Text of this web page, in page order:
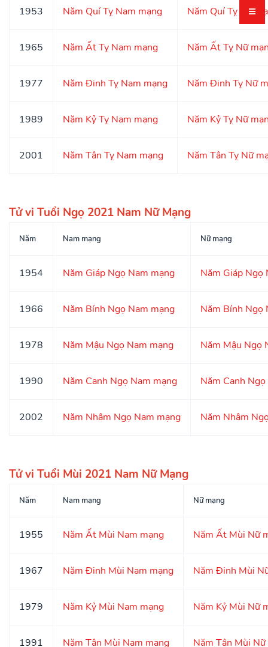
1953 Năm Quí Tỵ Nam mạng Năm Quí Tỵ Nữ
1965 Năm Ất Tỵ Nam mạng Năm Ất Tỵ Nữ
1977 Năm Đinh Tỵ Nam mạng Năm Đinh Tỵ Nữ
1989 Năm Kỷ Tỵ Nam mạng Năm Kỷ Tỵ Nữ
2001 Năm Tân Tỵ Nam mạng Năm Tân Tỵ Nữ
Tử vi Tuổi Ngọ 2021 Nam Nữ Mạng
Năm Nam mạng Nữ mạng
1954 Năm Giáp Ngọ Nam mạng Năm Giáp Ngọ
1966 Năm Bính Ngọ Nam mạng Năm Bính Ngọ
1978 Năm Mậu Ngọ Nam mạng Năm Mậu Ngọ
1990 Năm Canh Ngọ Nam mạng Năm Canh
2002 Năm Nhâm Ngọ Nam mạng Năm Nhâm
Tử vi Tuổi Mùi 2021 Nam Nữ Mạng
Năm Nam mạng Nữ mạng
1955 Năm Ất Mùi Nam mạng Năm Ất Mùi Nữ
1967 Năm Đinh Mùi Nam mạng Năm Đinh Mùi
1979 Năm Kỷ Mùi Nam mạng Năm Kỷ Mùi Nữ
1991 Năm Tân Mùi Nam mạng Năm Tân Mùi